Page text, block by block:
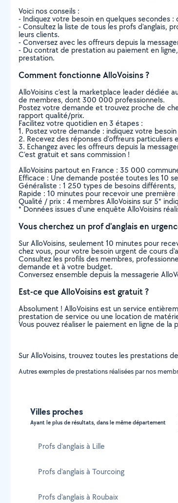
Voici nos conseils :
- Indiquez votre besoin en quelques secondes
- Consultez la liste de tous les profs d'anglais,
leurs clients.
- Conversez avec les offreurs depuis la
- Du contrat de prestation au paiement en
prestation.
Comment fonctionne AlloVoisins ?
AlloVoisins c’est la marketplace leader dédiée
de membres, dont 300 000 professionnels.
Postez votre demande et trouvez proche de
rapport qualité/prix.
Facilitez votre quotidien en 3 étapes :
1. Postez votre demande : indiquez votre
2. Recevez des réponses d’offreurs
3. Echangez avec les offreurs depuis la
C’est gratuit et sans commission !
AlloVoisins partout en France : 35 000
Efficace : Une demande postée toutes les 10
Généraliste : 1 250 types de besoins
Rapide : 10 minutes pour recevoir une
Qualité / prix : 4 membres AlloVoisins sur 5*
* Données issues d’une enquête AlloVoisins
Vous cherchez un prof d'anglais en
Sur AlloVoisins, seulement 10 minutes pour
chez vous, pour votre besoin urgent de cours
Consultez les profils des membres,
demande et à votre budget.
Conversez ensemble depuis la messagerie
Est-ce que AlloVoisins est gratuit ?
Absolument ! AlloVoisins est un service
prestation de service ou une location de
Vous pouvez réaliser le paiement en ligne de la
Sur AlloVoisins, trouvez toutes les prestations
Autres exemples de prestations réalisées par nos
Villes proches
Ayant le plus de résultats, dans le même département
Profs d'anglais à Lille
Profs d'anglais à Tourcoing
Profs d'anglais à Roubaix